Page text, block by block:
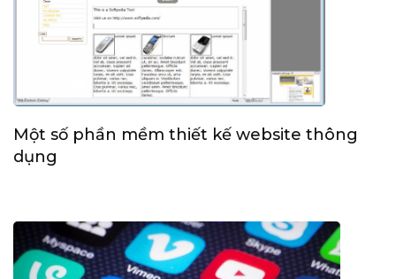
Một số phần mềm thiết kế website thông
dụng